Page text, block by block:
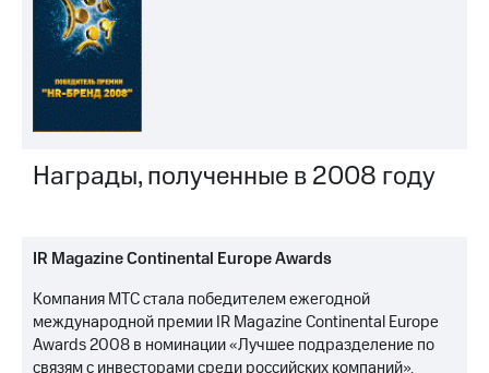
Награды, полученные в 2008 году
IR Magazine Continental Europe Awards
Компания МТС стала победителем ежегодной
международной премии IR Magazine Continental Europe
Awards 2008 в номинации «Лучшее подразделение по
связям с инвесторами среди российских компаний».